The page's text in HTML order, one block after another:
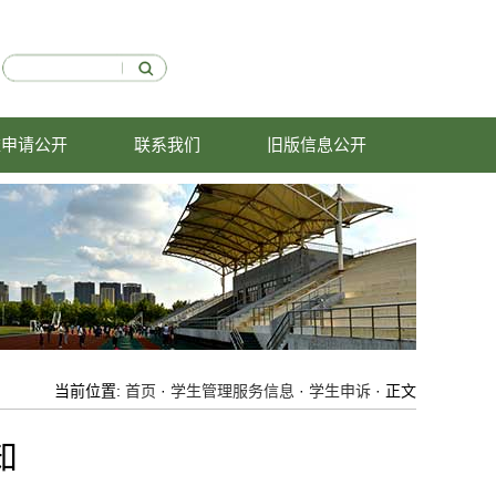
请公开 联系我们 旧版信息公开
当前位置: 首页 · 学生管理服务信息 · 学生申诉 · 正文